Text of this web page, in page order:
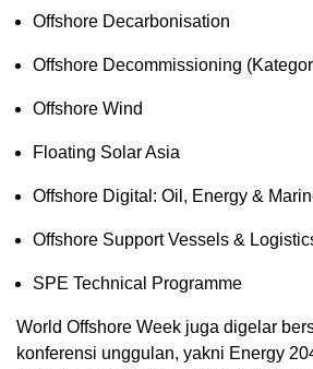
Offshore Decarbonisation
Offshore Decommissioning
Offshore Wind
Floating Solar Asia
Offshore Digital: Oil, Energy &
Offshore Support Vessels &
SPE Technical Programme
World Offshore Week juga digelar
konferensi unggulan, yakni Energy